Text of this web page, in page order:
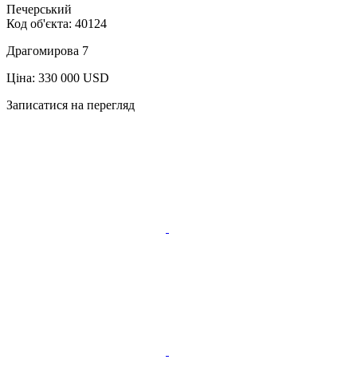
Печерський
Код об'єкта: 40124
Драгомирова 7
Ціна: 330 000 USD
Записатися на перегляд